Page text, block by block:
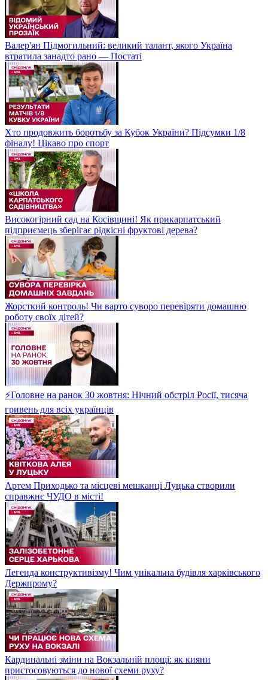
Валер'ян Підмогильний: великий талант, якого Україна
втратила занадто рано — Постаті
Хто продовжить боротьбу за Кубок України? Підсумки 1/8
фіналу! Цікаво про спорт
Високогірний сад на Косівщині! Як прикарпатський
підприємець зберігає рідкісні фруктові дерева?
Жорсткий контроль! Чи варто суворо перевіряти домашню
роботу своїх дітей?
⚡Головне на ранок 30 жовтня: Нічний обстріл Росії, тисяча
гривень для всіх українців
Артем Приходько та місцеві мешканці Луцька створили
справжнє ЧУДО в місті!
Легенда конструктивізму! Чим унікальна будівля харківського
Держпрому?
Кардинальні зміни на Вокзальній площі: як кияни
пристосовуються до нової схеми руху?